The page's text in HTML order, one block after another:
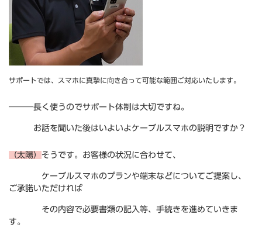
サポートでは、スマホに真摯に向き合って可能な範囲ご対応いたします。
―――長く使うのでサポート体制は大切ですね。
お話を聞いた後はいよいよケーブルスマホの説明ですか？
（太陽） そうです。お客様の状況に合わせて、
ケーブルスマホのプランや端末などについてご提案し、
ご承諾いただければ
その内容で必要書類の記入等、手続きを進めていきま
す。